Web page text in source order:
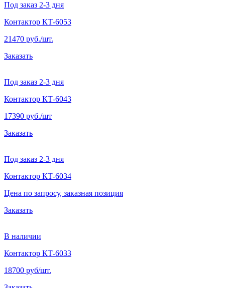
Под заказ 2-3 дня
Контактор КТ-6053
21470 руб./шт.
Заказать
Под заказ 2-3 дня
Контактор КТ-6043
17390 руб./шт
Заказать
Под заказ 2-3 дня
Контактор КТ-6034
Цена по запросу, заказная позиция
Заказать
В наличии
Контактор КТ-6033
18700 руб/шт.